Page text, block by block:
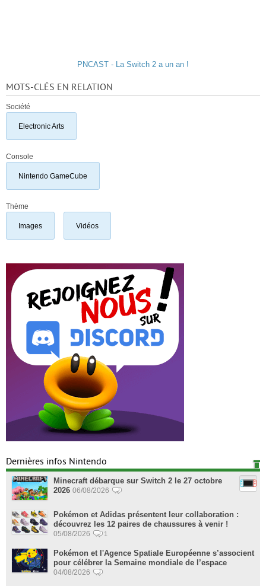
PNCAST - La Switch 2 a un an !
MOTS-CLÉS EN RELATION
Société
Electronic Arts
Console
Nintendo GameCube
Thème
Images Vidéos
Dernières infos Nintendo
Minecraft débarque sur Switch 2 le 27 octobre
2026 06/08/2026
Pokémon et Adidas présentent leur collaboration :
découvrez les 12 paires de chaussures à venir !
05/08/2026 1
Pokémon et l'Agence Spatiale Européenne s’associent
pour célébrer la Semaine mondiale de l’espace
04/08/2026